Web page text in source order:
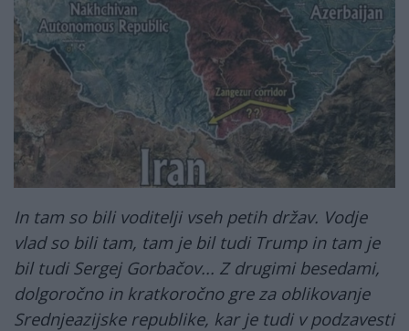
In tam so bili voditelji vseh petih držav. Vodje
vlad so bili tam, tam je bil tudi Trump in tam je
bil tudi Sergej Gorbačov... Z drugimi besedami,
dolgoročno in kratkoročno gre za oblikovanje
Srednjeazijske republike, kar je tudi v podzavesti